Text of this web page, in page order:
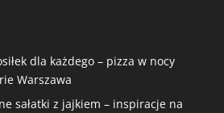
dla każdego – pizza w nocy
Warszawa
sałatki z jajkiem – inspiracje na